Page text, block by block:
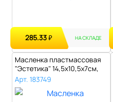
285.33₽ НА СКЛАДЕ
Масленка пластмассовая
"Эстетика" 14,5х10,5х7см,
прозра..
Арт. 183749